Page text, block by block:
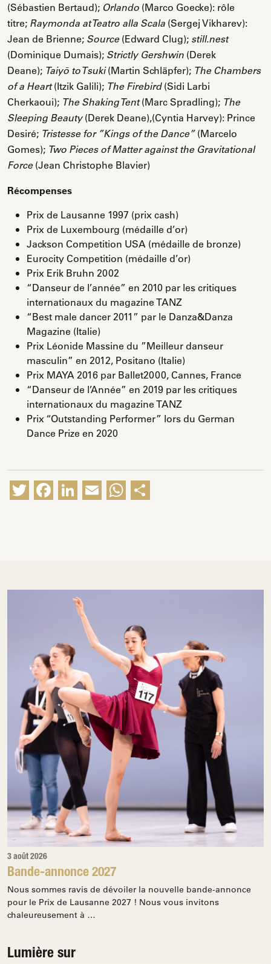
(Sébastien Bertaud); Orlando (Marco Goecke): rôle
titre; Raymonda at Teatro alla Scala (Sergej Vikharev):
Jean de Brienne; Source(Edward Clug); still.nest
(Dominique Dumais); Strictly Gershwin (Derek
Deane); Taiyō to Tsuki(Martin Schläpfer); The Chambers
of a Heart(Itzik Galili); The Firebird(Sidi Larbi
Cherkaoui); The Shaking Tent(Marc Spradling); The
Sleeping Beauty(Derek Deane),(Cyntia Harvey): Prince
Desiré; Tristesse for ”Kings of the Dance”(Marcelo
Gomes); Two Pieces of Matter against the Gravitational
Force(Jean Christophe Blavier)
Récompenses
Prix de Lausanne 1997 (prix cash)
Prix de Luxembourg (médaille d’or)
Jackson Competition USA (médaille de bronze)
Eurocity Competition (médaille d’or)
Prix Erik Bruhn 2002
“Danseur de l’année” en 2010 par les critiques
internationaux du magazine TANZ
“Best male dancer 2011” par le Danza&Danza
Magazine (Italie)
Prix Léonide Massine du ”Meilleur danseur
masculin” en 2012, Positano (Italie)
Prix MAYA 2016 par Ballet2000, Cannes, France
“Danseur de l’Année” en 2019 par les critiques
internationaux du magazine TANZ
Prix “Outstanding Performer” lors du German
Dance Prize en 2020
Twitter
Facebook
LinkedIn
EmailWhatsApp
3 août 2026
Bande-annonce 2027
Nous sommes ravis de dévoiler la nouvelle bande-annonce
pour le Prix de Lausanne 2027 ! Nous vous invitons
chaleureusement à …
Lumière sur